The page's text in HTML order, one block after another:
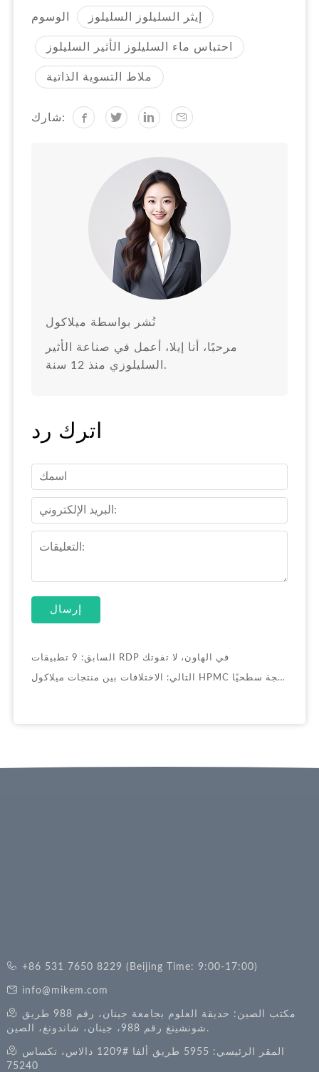
إيثر السليلوز السليلوز
احتباس ماء السليلوز الأثير السليلوز
ملاط التسوية الذاتية
شارك:
نُشر بواسطة ميلاكول
مرحبًا، أنا إيلا، أعمل في صناعة الأثير
السليلوزي منذ 12 سنة.
اترك رد
إرسال
السابق: 9 تطبيقات RDP في الهاون، لا تفوتك
التالي: الاختلافات بين منتجات ميلاكول HPMC المعالجة سطحيًا وغير المعالجة سطحيًا
+86 531 7650 8229 (Beijing Time: 9:00-17:00)
info@mikem.com
شونشينغ رقم 988، جينان، شاندونغ، الصين.
75240